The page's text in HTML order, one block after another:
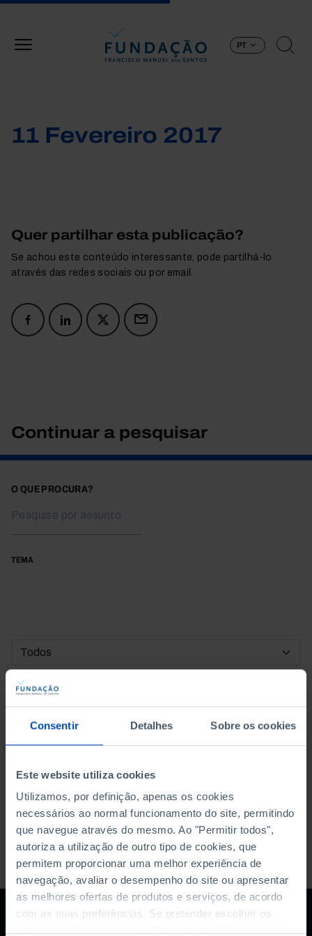
Consentir Detalhes Sobre os cookies
Este website utiliza cookies
Utilizamos, por definição, apenas os cookies
necessários ao normal funcionamento do site, permitindo
que navegue através do mesmo. Ao "Permitir todos",
autoriza a utilização de outro tipo de cookies, que
permitem proporcionar uma melhor experiência de
navegação, avaliar o desempenho do site ou apresentar
as melhores ofertas de produtos e serviços, de acordo
com as suas preferências. Se pretender escolher os
PT
11 Fevereiro 2017
Quer partilhar esta publicação?
Se achou este conteúdo interessante, pode partilhá-lo
através das redes sociais ou por email.
Continuar a pesquisar
O QUE PROCURA?
TEMA
DATA DE INÍCIO
DATA DE FIM